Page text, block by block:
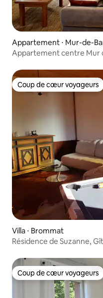
Appartement ⋅ Mur-de-
Appartement centre Mur
Coup de cœur voyageurs
Coup de cœur voyageurs
Villa ⋅ Brommat
Résidence de Suzanne,
Coup de cœur voyageurs
Coup de cœur voyageurs